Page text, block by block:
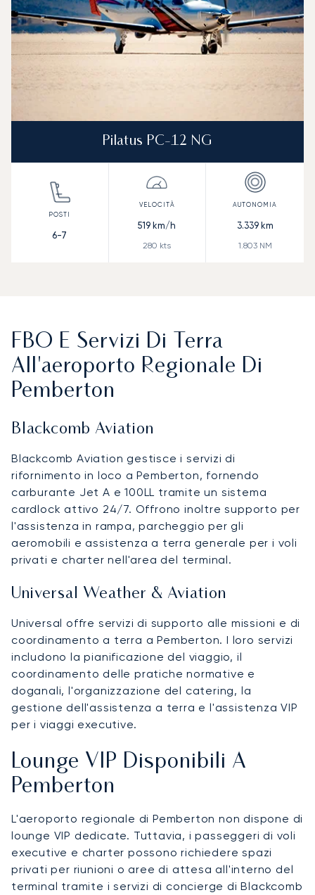
Pilatus PC-12 NG
6-7
519 km/h
280 kts
3.339km
1.803NM
FBO E Servizi Di Terra
All'aeroporto Regionale Di
Pemberton
Blackcomb Aviation
Blackcomb Aviation gestisce i servizi di
rifornimento in loco a Pemberton, fornendo
carburante Jet A e 100LL tramite un sistema
cardlock attivo 24/7. Offrono inoltre supporto per
l'assistenza in rampa, parcheggio per gli
aeromobili e assistenza a terra generale per i voli
privati e charter nell'area del terminal.
Universal Weather & Aviation
Universal offre servizi di supporto alle missioni e di
coordinamento a terra a Pemberton. I loro servizi
includono la pianificazione del viaggio, il
coordinamento delle pratiche normative e
doganali, l'organizzazione del catering, la
gestione dell'assistenza a terra e l'assistenza VIP
per i viaggi executive.
Lounge VIP Disponibili A
Pemberton
L'aeroporto regionale di Pemberton non dispone di
lounge VIP dedicate. Tuttavia, i passeggeri di voli
executive e charter possono richiedere spazi
privati per riunioni o aree di attesa all'interno del
terminal tramite i servizi di concierge di Blackcomb